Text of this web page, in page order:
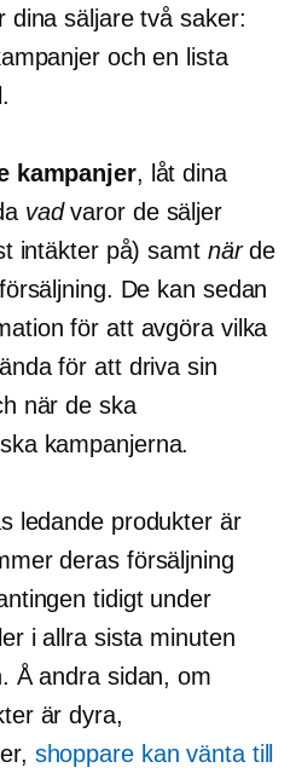
dina säljare två saker:
och en lista
kampanjer, låt dina
vadvaror de säljer
intäkter på) samt närde
De kan sedan
för att avgöra vilka
för att driva sin
när de ska
kampanjerna.
ledande produkter är
deras försäljning
tidigt under
i allra sista minuten
Å andra sidan, om
är dyra,
shoppare kan vänta till